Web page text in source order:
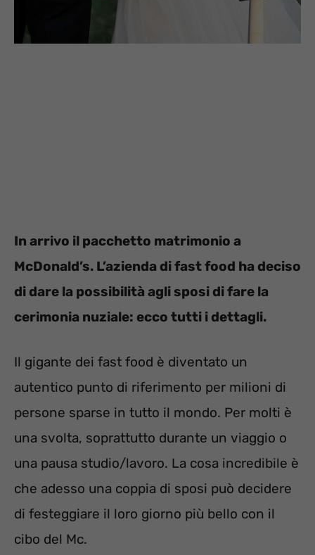
In arrivo il pacchetto matrimonio a
McDonald’s. L’azienda di fast food ha deciso
di dare la possibilità agli sposi di fare la
cerimonia nuziale: ecco tutti i dettagli.
Il gigante dei fast food è diventato un
autentico punto di riferimento per milioni di
persone sparse in tutto il mondo. Per molti è
una svolta, soprattutto durante un viaggio o
una pausa studio/lavoro. La cosa incredibile è
che adesso una coppia di sposi può decidere
di festeggiare il loro giorno più bello con il
cibo del Mc.